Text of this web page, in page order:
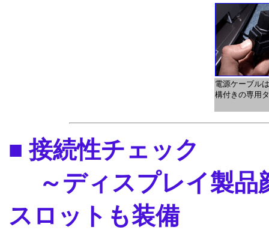
電源ケーブル
構付きの専用
■ 接続性チェック
～ディスプレイ製品
スロットも装備